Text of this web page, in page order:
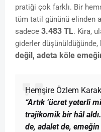
pratiği çok farklı. Bir
tüm tatil gününü elinden
sadece 3.483 TL. Kira,
giderler düşünüldüğünde,
değil, adeta köle
Hemşire Özlem
“Artık ‘ücret yeterli
trajikomik bir hâl
de, adalet de, emeğin